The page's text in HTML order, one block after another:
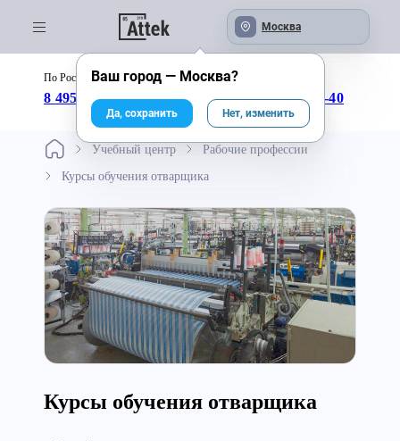
Москва
По России бесплатно:
8 495 246-04-43 8 800 333-25-40
Учебный центр
Рабочие профессии
Курсы обучения отварщика
Курсы обучения отварщика
Ваш город — Москва?
Да, сохранить Нет, изменить